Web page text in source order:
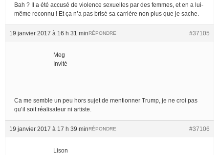
Bah ? Il a été accusé de violence sexuelles par des femmes, et en a lui-
même reconnu ! Et ça n’a pas brisé sa carrière non plus que je sache.
19 janvier 2017 à 16 h 31 min #37105
RÉPONDRE
Meg
Invité
Ca me semble un peu hors sujet de mentionner Trump, je ne croi pas
qu’il soit réalisateur ni artiste.
19 janvier 2017 à 17 h 39 min #37106
RÉPONDRE
Lison